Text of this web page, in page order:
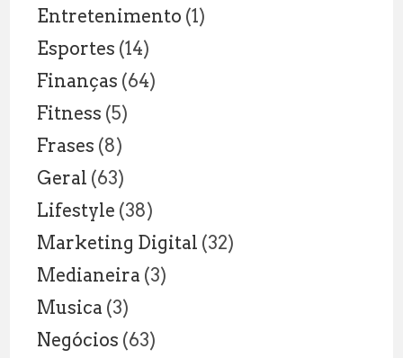
Entretenimento (1)
Esportes (14)
Finanças (64)
Fitness (5)
Frases (8)
Geral (63)
Lifestyle (38)
Marketing Digital (32)
Medianeira (3)
Musica (3)
Negócios (63)